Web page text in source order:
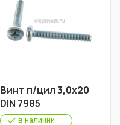
Винт п/цил 3,0х20
DIN 7985
в наличии